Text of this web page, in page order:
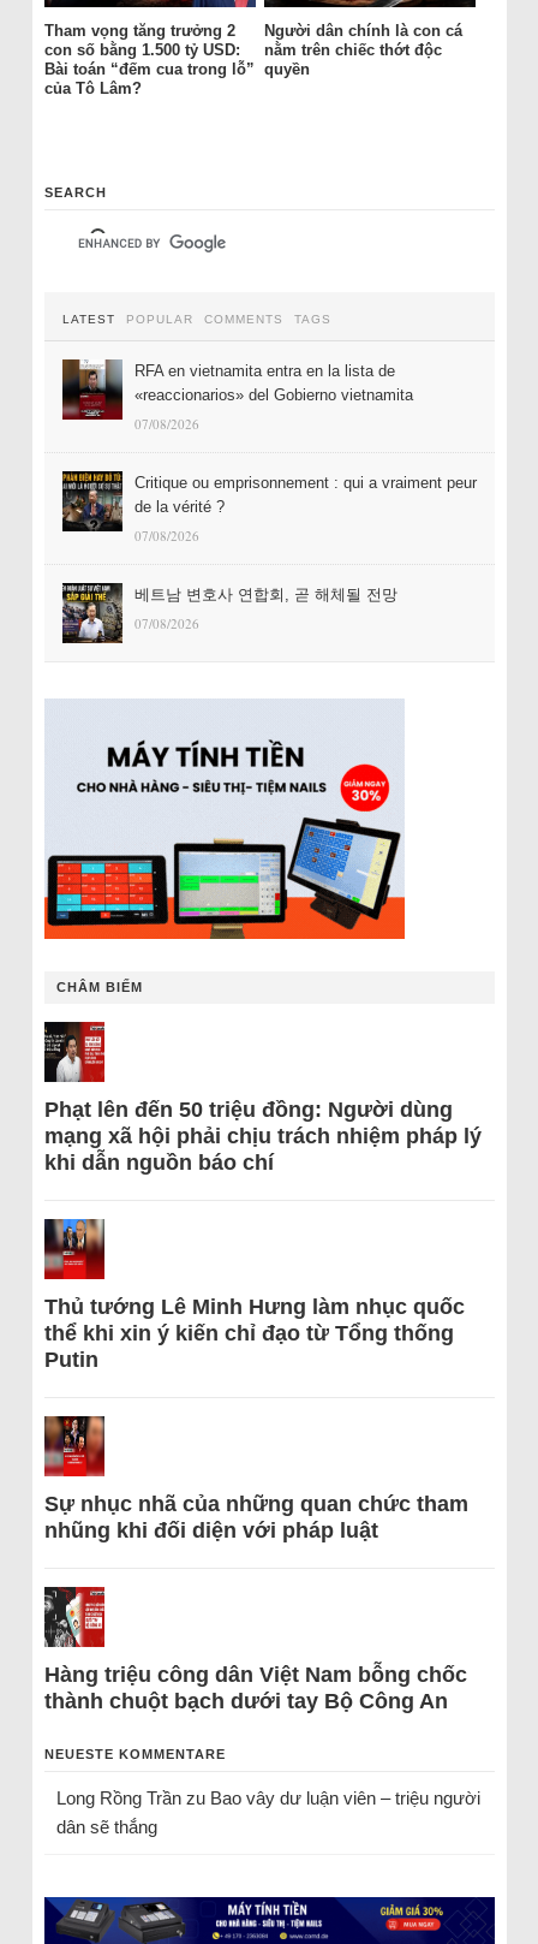
Tham vọng tăng trưởng 2
con số bằng 1.500 tỷ USD:
Bài toán “đếm cua trong lỗ”
của Tô Lâm?
Người dân chính là con cá
nằm trên chiếc thớt độc
quyền
SEARCH
LATEST POPULAR COMMENTS TAGS
RFA en vietnamita entra en la lista de
«reaccionarios» del Gobierno vietnamita
07/08/2026
Critique ou emprisonnement : qui a vraiment peur
de la vérité ?
07/08/2026
베트남 변호사 연합회, 곧 해체될 전망
07/08/2026
CHÂM BIẾM
Phạt lên đến 50 triệu đồng: Người dùng
mạng xã hội phải chịu trách nhiệm pháp lý
khi dẫn nguồn báo chí
Thủ tướng Lê Minh Hưng làm nhục quốc
thể khi xin ý kiến chỉ đạo từ Tổng thống
Putin
Sự nhục nhã của những quan chức tham
nhũng khi đối diện với pháp luật
Hàng triệu công dân Việt Nam bỗng chốc
thành chuột bạch dưới tay Bộ Công An
NEUESTE KOMMENTARE
Long Rồng Trầnzu Bao vây dư luận viên – triệu người
dân sẽ thắng